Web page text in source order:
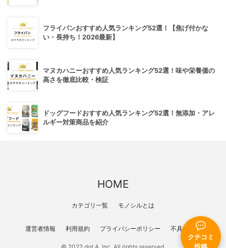
クチコミ
フライパンおすすめ人気ランキング52選！【焦げ付かな
い・長持ち！2026最新】
マヌカハニーおすすめ人気ランキング52選！味や栄養価の
高さを徹底比較・検証
ドッグフードおすすめ人気ランキング52選！無添加・アレ
ルギー対策商品を紹介
HOME
カテゴリ一覧 モノシルとは
運営者情報 利用規約 プライバシーポリシー 不具合報告